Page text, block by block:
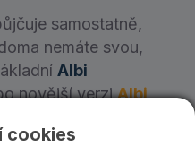
samostatně,
nemáte svou,
Albi
novější verziAlbi
cookies